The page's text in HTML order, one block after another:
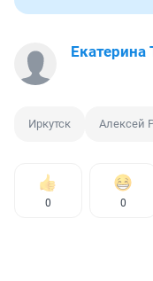
Иркутск Алексей
0 0